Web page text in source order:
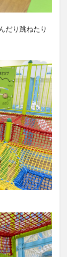
だり跳ねたり